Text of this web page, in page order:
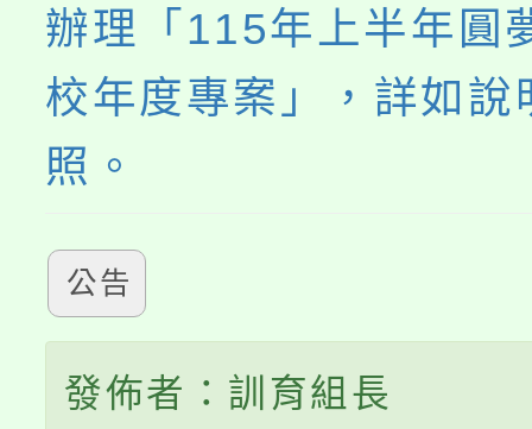
辦理「115年上半年圓
校年度專案」，詳如說
照。
公告
發佈者：訓育組長